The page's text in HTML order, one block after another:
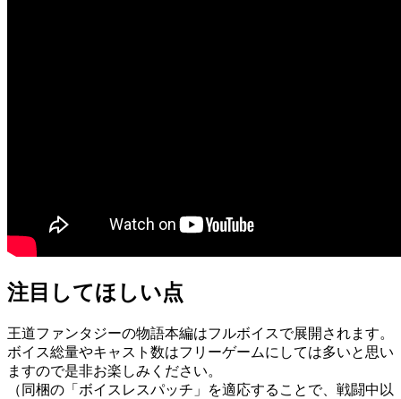
注目してほしい点
王道ファンタジーの物語本編はフルボイスで展開されます。
ボイス総量やキャスト数はフリーゲームにしては多いと思い
ますので是非お楽しみください。
（同梱の「ボイスレスパッチ」を適応することで、戦闘中以